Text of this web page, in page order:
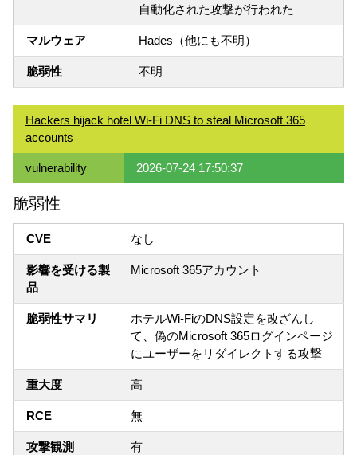
自動化された攻撃が行われた
マルウェア Hades（他にも不明）
脆弱性 不明
Hackers hijack hotel Wi-Fi DNS to steal Microsoft 365
accounts
vulnerability 2026-07-24 17:50:37
脆弱性
CVE なし
影響を受ける製
品
Microsoft 365アカウント
脆弱性サマリ
ホテルWi-FiのDNS設定を改ざんし
て、偽のMicrosoft 365ログインページ
にユーザーをリダイレクトする攻撃
重大度 高
RCE 無
攻撃観測 有